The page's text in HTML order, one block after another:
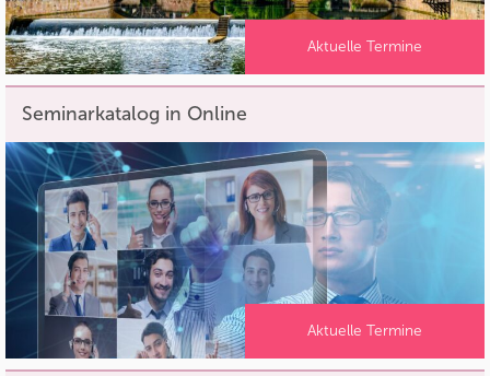
Aktuelle Termine
Seminarkatalog in Online
Aktuelle Termine